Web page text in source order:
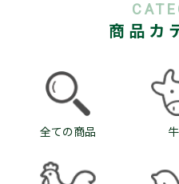
商品カ
全ての商品